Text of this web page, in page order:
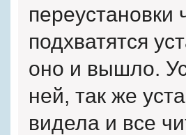
подхватятся
оно и вышло.
ней, так же
видела и все